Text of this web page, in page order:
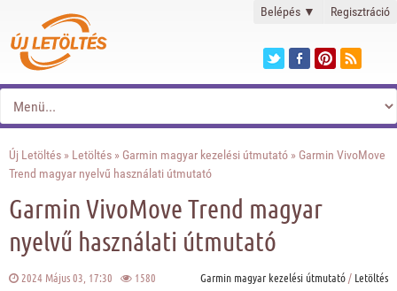
Belépés ▼ Regisztráció
Új Letöltés » Letöltés » Garmin magyar kezelési útmutató » Garmin VivoMove
Trend magyar nyelvű használati útmutató
Garmin VivoMove Trend magyar
nyelvű használati útmutató
2024 Május 03, 17:30 1580 Garmin magyar kezelési útmutató/ Letöltés